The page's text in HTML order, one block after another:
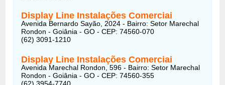
Display Line Instalações Comerciai
Avenida Bernardo Sayão, 2024 - Bairro: Setor Marechal
Rondon - Goiânia - GO - CEP: 74560-070
(62) 3091-1210
Display Line Instalações Comerciai
Avenida Marechal Rondon, 596 - Bairro: Setor Marechal
Rondon - Goiânia - GO - CEP: 74560-355
(62) 3954-7740